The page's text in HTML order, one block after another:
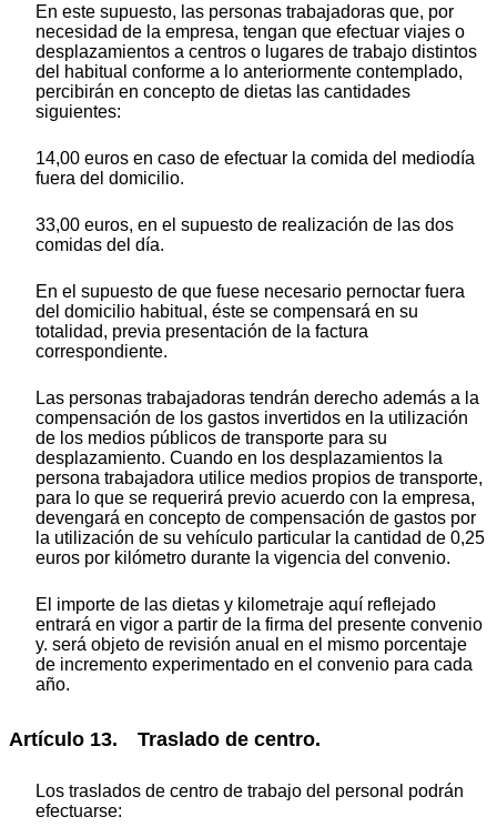
En este supuesto, las personas trabajadoras que, por
necesidad de la empresa, tengan que efectuar viajes o
desplazamientos a centros o lugares de trabajo distintos
del habitual conforme a lo anteriormente contemplado,
percibirán en concepto de dietas las cantidades
siguientes:
14,00 euros en caso de efectuar la comida del mediodía
fuera del domicilio.
33,00 euros, en el supuesto de realización de las dos
comidas del día.
En el supuesto de que fuese necesario pernoctar fuera
del domicilio habitual, éste se compensará en su
totalidad, previa presentación de la factura
correspondiente.
Las personas trabajadoras tendrán derecho además a la
compensación de los gastos invertidos en la utilización
de los medios públicos de transporte para su
desplazamiento. Cuando en los desplazamientos la
persona trabajadora utilice medios propios de transporte,
para lo que se requerirá previo acuerdo con la empresa,
devengará en concepto de compensación de gastos por
la utilización de su vehículo particular la cantidad de 0,25
euros por kilómetro durante la vigencia del convenio.
El importe de las dietas y kilometraje aquí reflejado
entrará en vigor a partir de la firma del presente convenio
y. será objeto de revisión anual en el mismo porcentaje
de incremento experimentado en el convenio para cada
año.
Artículo 13. Traslado de centro.
Los traslados de centro de trabajo del personal podrán
efectuarse: